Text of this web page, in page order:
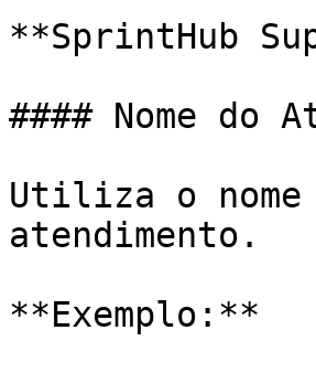
**SprintHub
#### Nome do
Utiliza o nome
atendimento.
**Exemplo:**